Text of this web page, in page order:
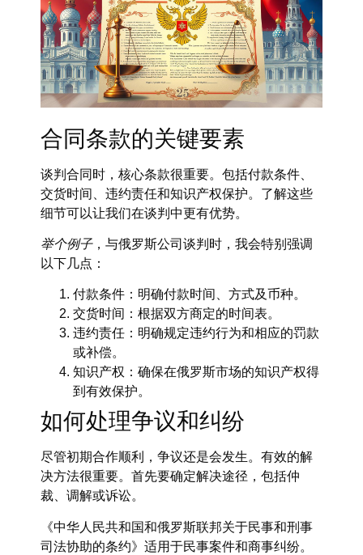
合同条款的关键要素
谈判合同时，核心条款很重要。包括付款条件、
交货时间、违约责任和知识产权保护。了解这些
细节可以让我们在谈判中更有优势。
举个例子，与俄罗斯公司谈判时，我会特别强调
以下几点：
付款条件： 明确付款时间、方式及币种。
交货时间： 根据双方商定的时间表。
违约责任： 明确规定违约行为和相应的罚款
或补偿。
知识产权： 确保在俄罗斯市场的知识产权得
到有效保护。
如何处理争议和纠纷
尽管初期合作顺利，争议还是会发生。有效的解
决方法很重要。首先要确定解决途径，包括仲
裁、调解或诉讼。
《中华人民共和国和俄罗斯联邦关于民事和刑事
司法协助的条约》适用于民事案件和商事纠纷。